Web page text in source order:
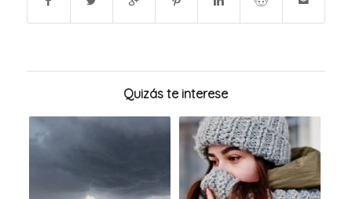
Quizás te interese